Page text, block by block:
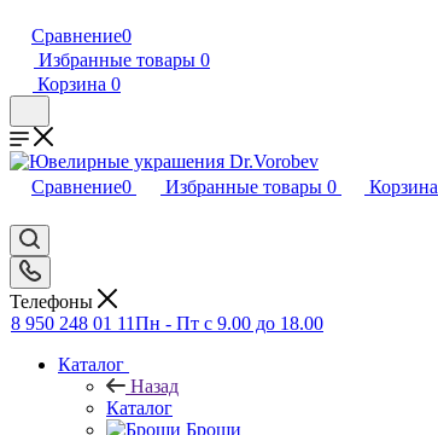
Сравнение0
Избранные товары 0
Корзина 0
Сравнение0 Избранные товары 0 Корзина
Телефоны
8 950 248 01 11Пн - Пт с 9.00 до 18.00
Каталог
Назад
Каталог
Броши